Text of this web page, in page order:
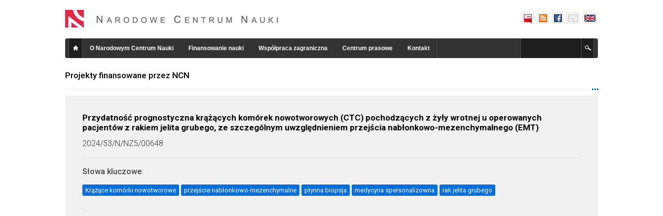
O Narodowym Centrum Nauki Finansowanie nauki Współpraca zagraniczna Centrum prasowe Kontakt
Projekty finansowane przez NCN
Przydatność prognostyczna krążących komórek nowotworowych (CTC) pochodzących z żyły wrotnej u operowanych
pacjentów z rakiem jelita grubego, ze szczególnym uwzględnieniem przejścia nabłonkowo-mezenchymalnego (EMT)
2024/53/N/NZ5/00648
Słowa kluczowe:
Krążące komórki nowotworowe przejście nabłonkowo-mezenchymalne płynna biopsja medycyna spersonalizowna rak jelita grubego